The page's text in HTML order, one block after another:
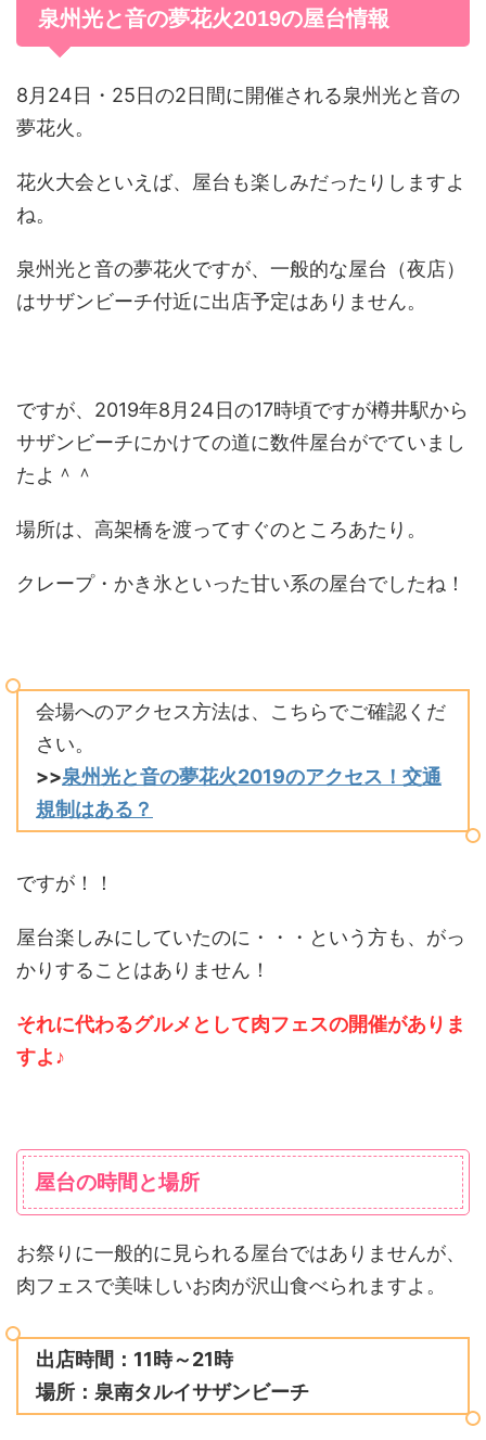
泉州光と音の夢花火2019の屋台情報
8月24日・25日の2日間に開催される泉州光と音の
夢花火。
花火大会といえば、屋台も楽しみだったりしますよ
ね。
泉州光と音の夢花火ですが、一般的な屋台（夜店）
はサザンビーチ付近に出店予定はありません。
ですが、2019年8月24日の17時頃ですが樽井駅から
サザンビーチにかけての道に数件屋台がでていまし
たよ＾＾
場所は、高架橋を渡ってすぐのところあたり。
クレープ・かき氷といった甘い系の屋台でしたね！
会場へのアクセス方法は、こちらでご確認くだ
さい。
>>泉州光と音の夢花火2019のアクセス！交通
規制はある？
ですが！！
屋台楽しみにしていたのに・・・という方も、がっ
かりすることはありません！
それに代わるグルメとして肉フェスの開催がありま
すよ♪
屋台の時間と場所
お祭りに一般的に見られる屋台ではありませんが、
肉フェスで美味しいお肉が沢山食べられますよ。
出店時間：11時～21時
場所：泉南タルイサザンビーチ